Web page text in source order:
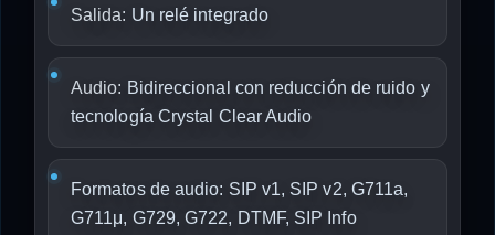
Salida: Un relé integrado
Audio: Bidireccional con reducción de ruido y
tecnología Crystal Clear Audio
Formatos de audio: SIP v1, SIP v2, G711a,
G711μ, G729, G722, DTMF, SIP Info